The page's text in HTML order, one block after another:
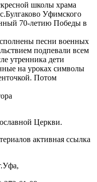
школы храма
Уфимского
70-летию Победы в
песни военных
подпевали всем
утренника дети
на уроках символы
Потом
Церкви.
активная ссылка